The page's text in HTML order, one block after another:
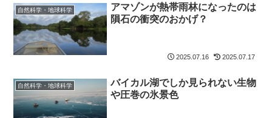
自然科学・地球科学
アマゾンが熱帯雨林になったのは
隕石の衝突のおかげ？
2025.07.16 2025.07.17
自然科学・地球科学
バイカル湖でしか見られない生物
や圧巻の氷景色